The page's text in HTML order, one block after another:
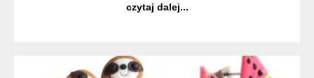
własnoręcznie tworzy te cudeńka. Twoje prace wyg...
czytaj dalej...